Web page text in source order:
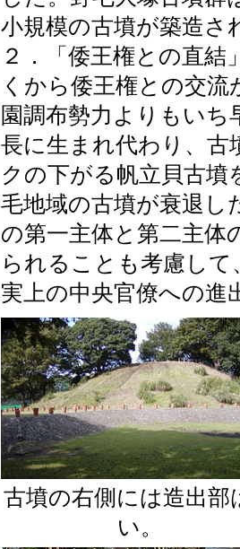
小規模の古墳が築造
２．「倭王権との直
くから倭王権との交
園調布勢力よりもいち
長に生まれ代わり、古
クの下がる帆立貝古墳
毛地域の古墳が衰退し
の第一主体と第二主体
られることも考慮し
実上の中央官僚への進
古墳の右側には造出部
い。